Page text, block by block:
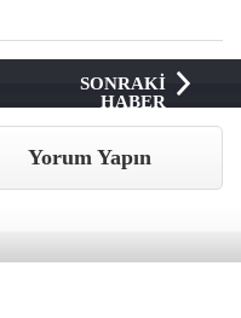
SONRAKİ
HABER
Yorum Yapın